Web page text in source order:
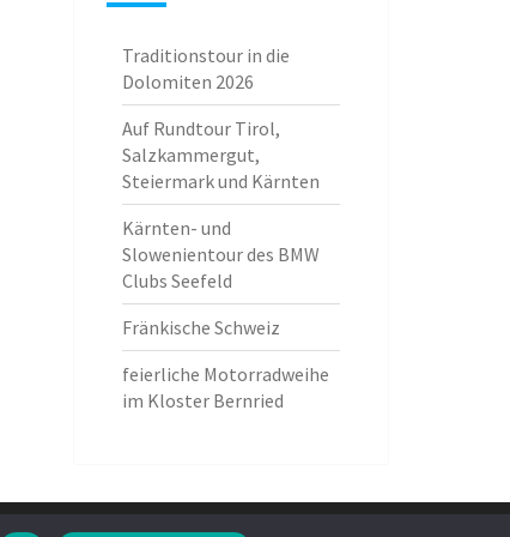
Traditionstour in die
Dolomiten 2026
Auf Rundtour Tirol,
Salzkammergut,
Steiermark und Kärnten
Kärnten- und
Slowenientour des BMW
Clubs Seefeld
Fränkische Schweiz
feierliche Motorradweihe
im Kloster Bernried